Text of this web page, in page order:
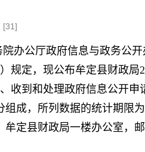
[31]
办公厅政府信息与政务公
规定，现公布牟定县财政局
收到和处理政府信息公开申
成，所列数据的统计期限为
定县财政局一楼办公室，邮